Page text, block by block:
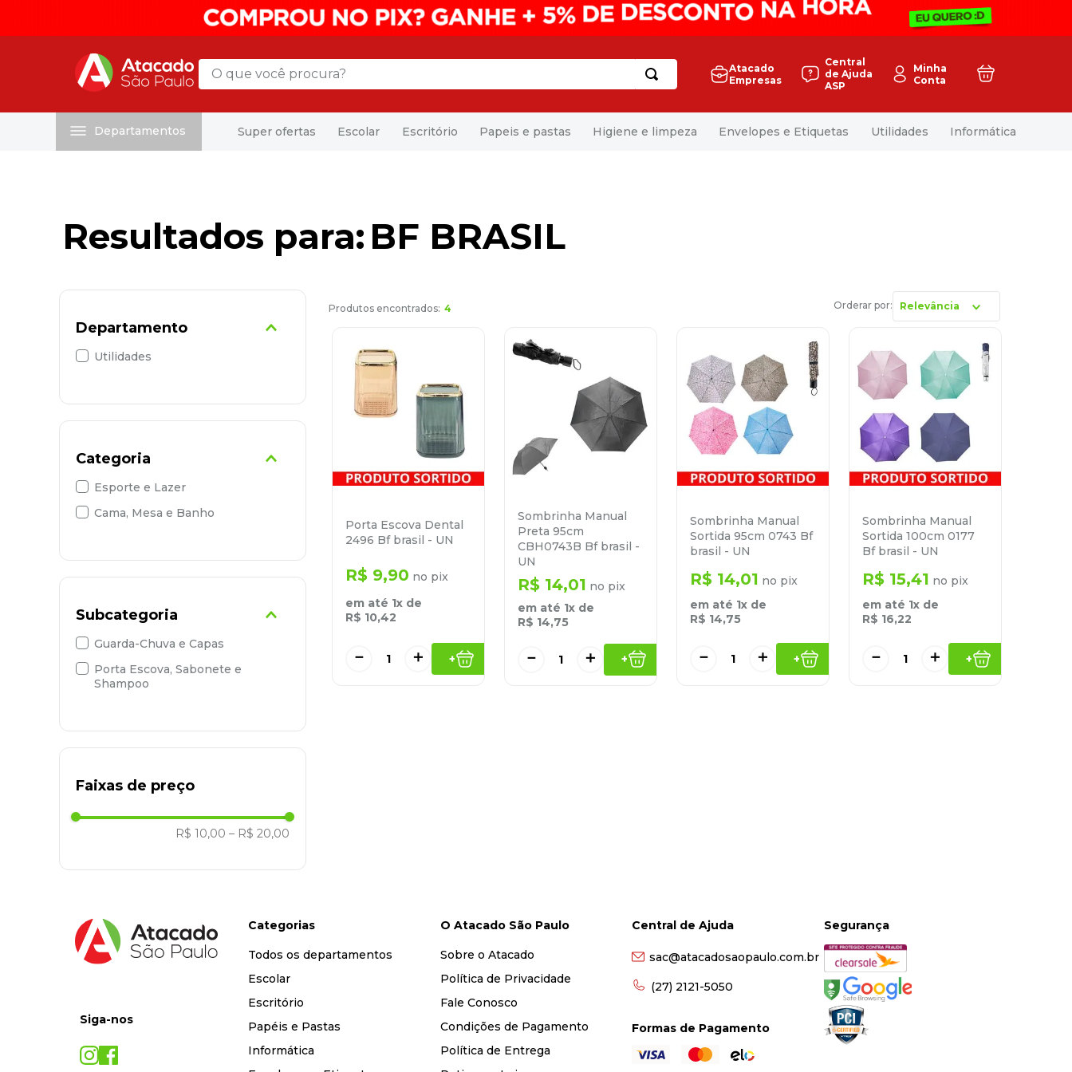
O que você procura?
Atacado
Empresas
Central
de Ajuda
ASP
Minha
Conta
Departamentos Super ofertas Escolar Escritório Papeis e pastas Higiene e limpeza Envelopes e Etiquetas Utilidades Informática
BF BRASIL
Departamento
Utilidades
Categoria
Esporte e Lazer
Cama, Mesa e Banho
Subcategoria
Guarda-Chuva e Capas
Porta Escova, Sabonete e
Shampoo
Faixas de preço
R$ 10,00 – R$ 20,00
4 Relevância
Porta Escova Dental
2496 Bf brasil - UN
R$ 9,90 no pix
em até 1x de
R$ 10,42
＋
－ +
Sombrinha Manual
Preta 95cm
CBH0743B Bf brasil -
UN
R$ 14,01 no pix
em até 1x de
R$ 14,75
＋
－ +
Sombrinha Manual
Sortida 95cm 0743 Bf
brasil - UN
R$ 14,01 no pix
em até 1x de
R$ 14,75
＋
－ +
Sombrinha Manual
Sortida 100cm 0177
Bf brasil - UN
R$ 15,41 no pix
em até 1x de
R$ 16,22
＋
－ +
Siga-nos
Categorias
Todos os departamentos
Escolar
Escritório
Papéis e Pastas
Informática
O Atacado São Paulo
Sobre o Atacado
Política de Privacidade
Fale Conosco
Condições de Pagamento
Política de Entrega
Central de Ajuda
sac@atacadosaopaulo.com.br
(27) 2121-5050
Formas de Pagamento
Segurança
papel toalha
desinfetante